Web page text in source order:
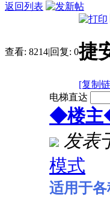
返回列表
查看: 8214|回复: 0捷
[复制
电梯直达
◆楼
发表
模式
适用于